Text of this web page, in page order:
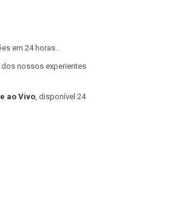
em 24 horas..
nossos experientes
ao Vivo, disponível 24